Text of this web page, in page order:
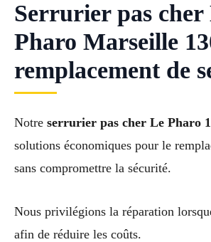
Serrurier pas cher
Pharo Marseille
remplacement de
Notre serrurier pas cher Le Pharo
solutions économiques pour le
sans compromettre la sécurité.
Nous privilégions la réparation
afin de réduire les coûts.